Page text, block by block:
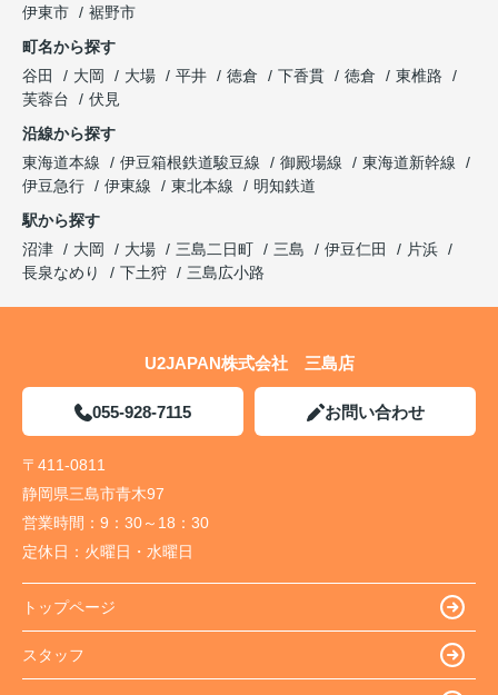
伊東市
裾野市
町名から探す
谷田
大岡 大場 平井 徳倉 下香貫 徳倉
東椎路
芙蓉台
伏見
沿線から探す
東海道本線
伊豆箱根鉄道駿豆線 御殿場線
東海道新幹線
伊豆急行
伊東線 東北本線
明知鉄道
駅から探す
沼津
大岡 大場 三島二日町 三島 伊豆仁田
片浜
長泉なめり
下土狩 三島広小路
U2JAPAN株式会社 三島店
055-928-7115 お問い合わせ
〒411-0811
静岡県三島市青木97
営業時間： 9：30～18：30
定休日： 火曜日・水曜日
トップページ
スタッフ